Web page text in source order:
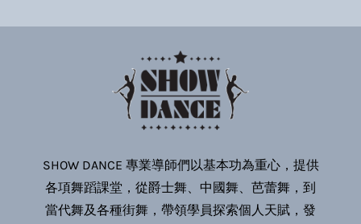
SHOW DANCE 專業導師們以基本功為重心，提供
各項舞蹈課堂，從爵士舞、中國舞、芭蕾舞，到
當代舞及各種街舞，帶領學員探索個人天賦，發